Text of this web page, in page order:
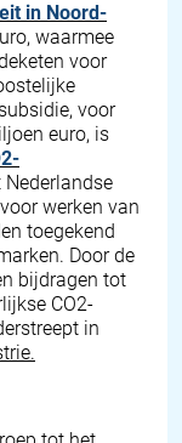
in Noord-
waarmee
voor
voor
euro, is
Nederlandse
werken van
toegekend
Door de
bijdragen tot
CO2-
in